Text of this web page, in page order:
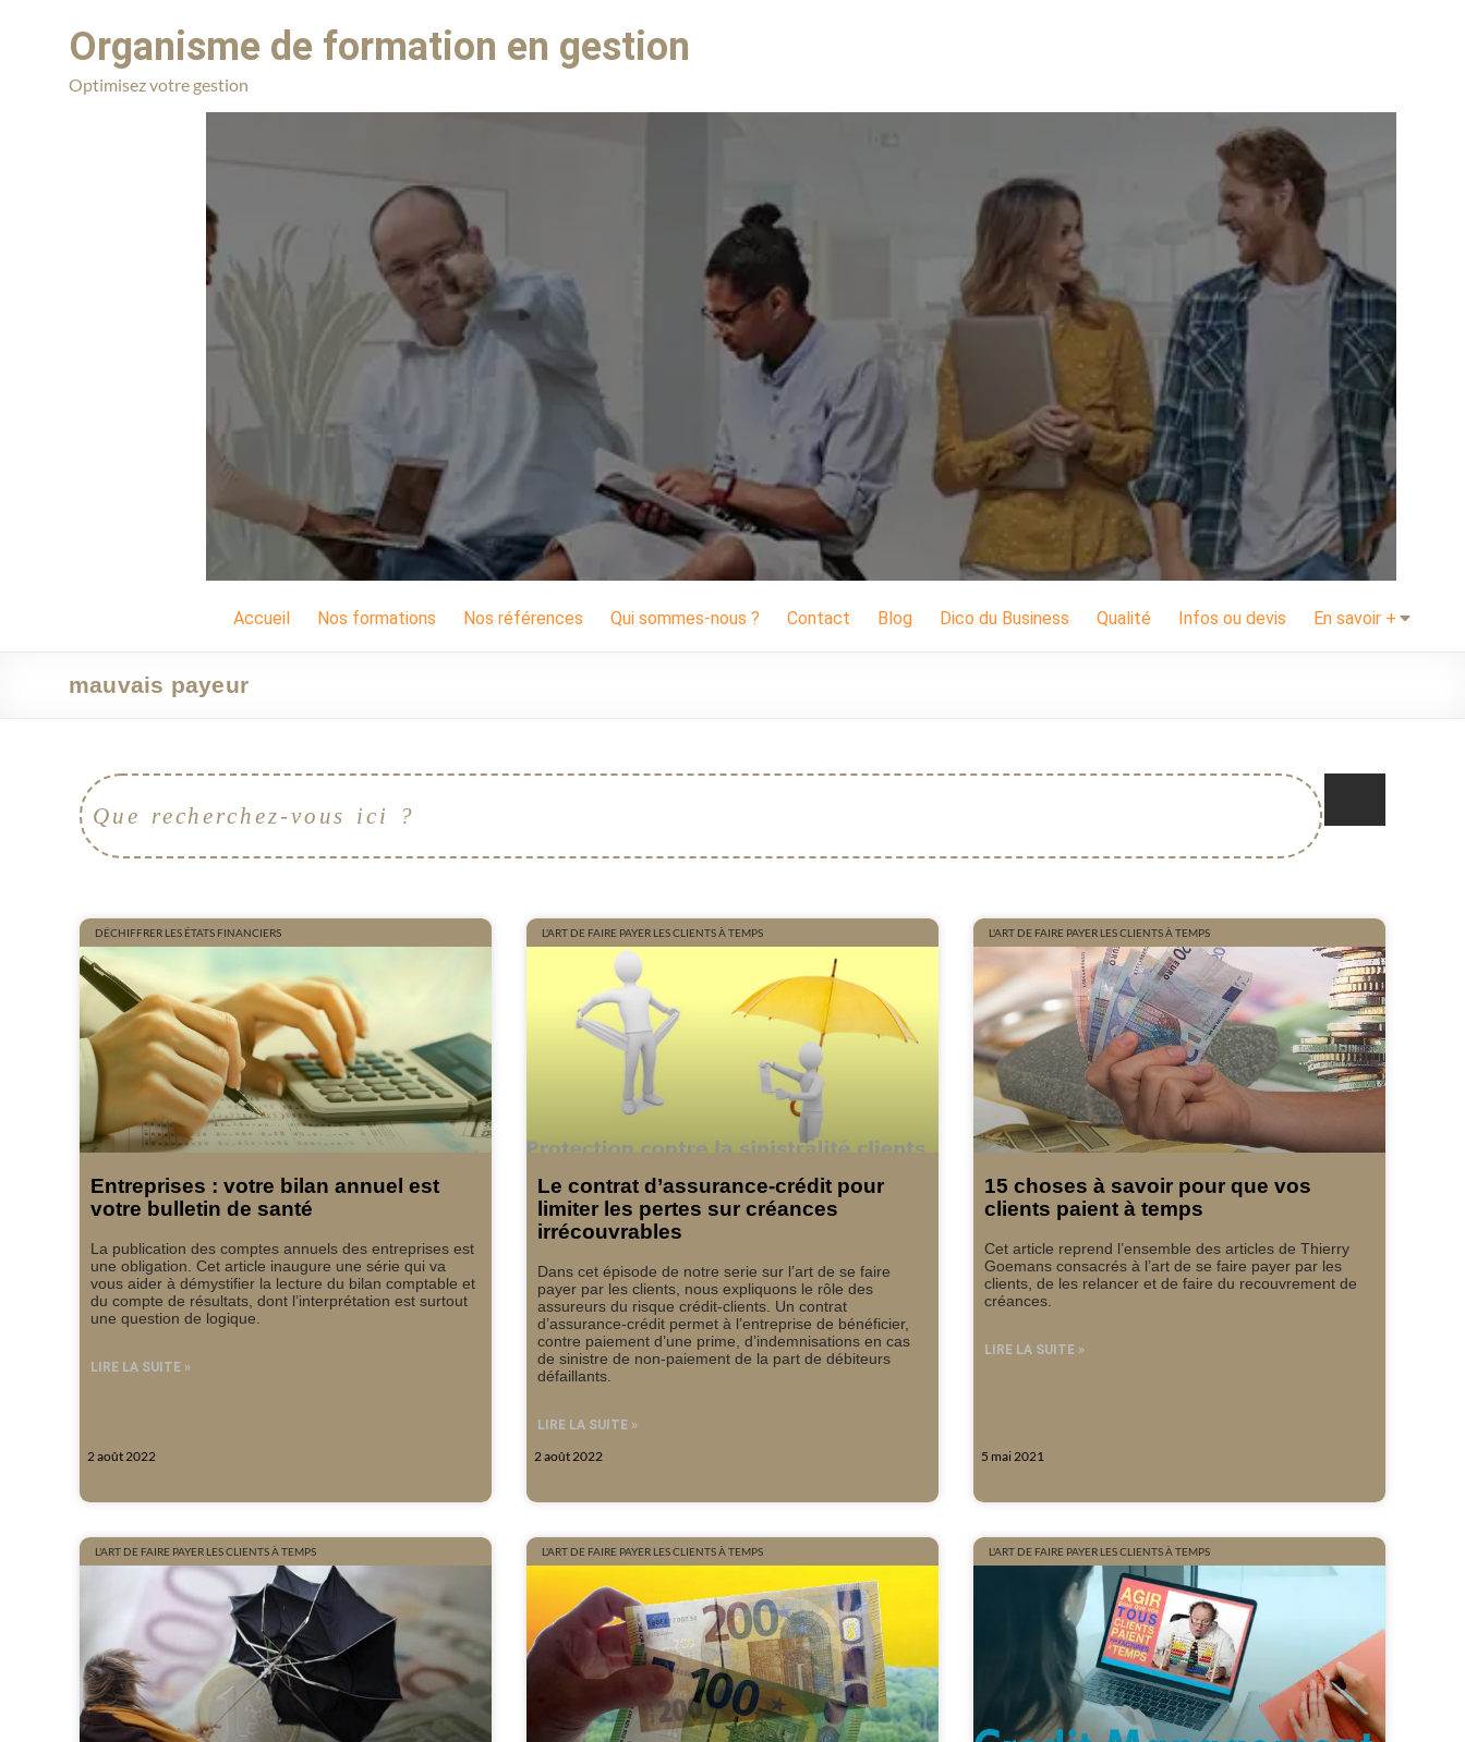
Organisme de formation en gestion
Optimisez votre gestion
Accueil Nos formations Nos références Qui sommes-nous ? Contact Blog Dico du Business Qualité Infos ou devis En savoir +
mauvais payeur
DÉCHIFFRER LES ÉTATS FINANCIERS
Entreprises : votre bilan annuel est
votre bulletin de santé
La publication des comptes annuels des entreprises est
une obligation. Cet article inaugure une série qui va
vous aider à démystifier la lecture du bilan comptable et
du compte de résultats, dont l’interprétation est surtout
une question de logique.
LIRE LA SUITE »
2 août 2022
L'ART DE FAIRE PAYER LES CLIENTS À TEMPS
Le contrat d’assurance-crédit pour
limiter les pertes sur créances
irrécouvrables
Dans cet épisode de notre serie sur l’art de se faire
payer par les clients, nous expliquons le rôle des
assureurs du risque crédit-clients. Un contrat
d’assurance-crédit permet à l’entreprise de bénéficier,
contre paiement d’une prime, d’indemnisations en cas
de sinistre de non-paiement de la part de débiteurs
défaillants.
LIRE LA SUITE »
2 août 2022
L'ART DE FAIRE PAYER LES CLIENTS À TEMPS
15 choses à savoir pour que vos
clients paient à temps
Cet article reprend l’ensemble des articles de Thierry
Goemans consacrés à l’art de se faire payer par les
clients, de les relancer et de faire du recouvrement de
créances.
LIRE LA SUITE »
5 mai 2021
L'ART DE FAIRE PAYER LES CLIENTS À TEMPS L'ART DE FAIRE PAYER LES CLIENTS À TEMPS L'ART DE FAIRE PAYER LES CLIENTS À TEMPS